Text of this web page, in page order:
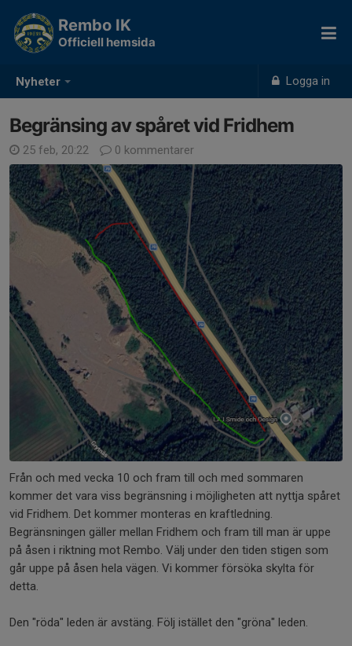
Nyheter Logga in
Rembo IK
Officiell hemsida
Begränsing av spåret vid Fridhem
25 feb, 20:22 0 kommentarer
Från och med vecka 10 och fram till och med sommaren
kommer det vara viss begränsning i möjligheten att nyttja spåret
vid Fridhem. Det kommer monteras en kraftledning.
Begränsningen gäller mellan Fridhem och fram till man är uppe
på åsen i riktning mot Rembo. Välj under den tiden stigen som
går uppe på åsen hela vägen. Vi kommer försöka skylta för
detta.
Den "röda" leden är avstäng. Följ istället den "gröna" leden.